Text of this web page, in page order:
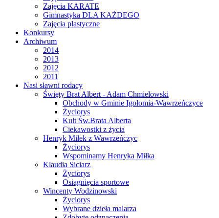
Zajęcia KARATE
Gimnastyka DLA KAŻDEGO
Zajęcia plastyczne
Konkursy
Archiwum
2014
2013
2012
2011
Nasi sławni rodacy
Święty Brat Albert - Adam Chmielowski
Obchody w Gminie Igołomia-Wawrzeńczyce
Życiorys
Kult Św.Brata Alberta
Ciekawostki z życia
Henryk Miłek z Wawrzeńczyc
Życiorys
Wspominamy Henryka Miłka
Klaudia Siciarz
Życiorys
Osiągnięcia sportowe
Wincenty Wodzinowski
Życiorys
Wybrane dzieła malarza